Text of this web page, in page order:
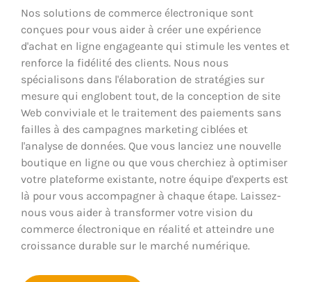
Nos solutions de commerce électronique sont
conçues pour vous aider à créer une expérience
d'achat en ligne engageante qui stimule les ventes et
renforce la fidélité des clients. Nous nous
spécialisons dans l'élaboration de stratégies sur
mesure qui englobent tout, de la conception de site
Web conviviale et le traitement des paiements sans
failles à des campagnes marketing ciblées et
l'analyse de données. Que vous lanciez une nouvelle
boutique en ligne ou que vous cherchiez à optimiser
votre plateforme existante, notre équipe d'experts est
là pour vous accompagner à chaque étape. Laissez-
nous vous aider à transformer votre vision du
commerce électronique en réalité et atteindre une
croissance durable sur le marché numérique.